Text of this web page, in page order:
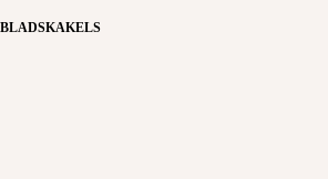
BLADSKAKELS